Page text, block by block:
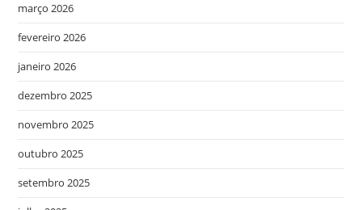
março 2026
fevereiro 2026
janeiro 2026
dezembro 2025
novembro 2025
outubro 2025
setembro 2025